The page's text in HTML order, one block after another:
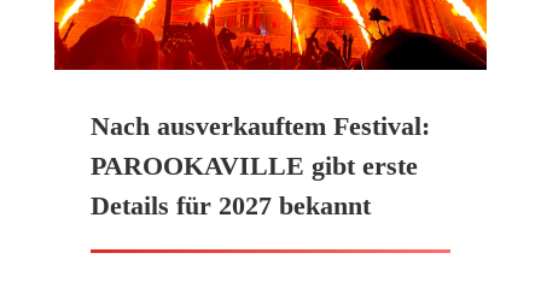
Nach ausverkauftem Festival:
PAROOKAVILLE gibt erste
Details für 2027 bekannt